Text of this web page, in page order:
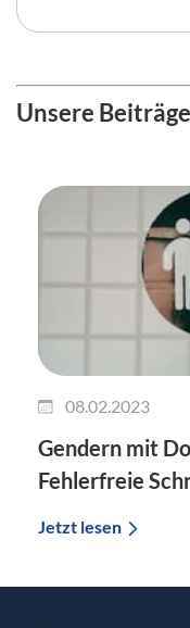
Unsere
08.02.2023
Gendern mit
Fehlerfreie
Jetzt lesen